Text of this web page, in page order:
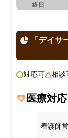
終日
「デイサ
対応可 相談
医療対応
看護師